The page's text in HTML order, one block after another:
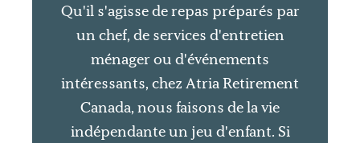
Qu'il s'agisse de repas préparés par
un chef, de services d'entretien
ménager ou d'événements
intéressants, chez Atria Retirement
Canada, nous faisons de la vie
indépendante un jeu d'enfant. Si